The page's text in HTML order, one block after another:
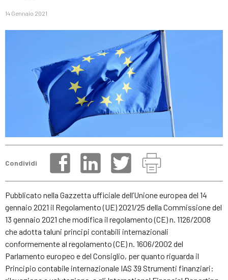
14 Gennaio 2021
Condividi
Pubblicato nella Gazzetta ufficiale dell’Unione europea del 14
gennaio 2021 il Regolamento (UE) 2021/25 della Commissione del
13 gennaio 2021 che modifica il regolamento (CE) n. 1126/2008
che adotta taluni principi contabili internazionali
conformemente al regolamento (CE) n. 1606/2002 del
Parlamento europeo e del Consiglio, per quanto riguarda il
Principio contabile internazionale IAS 39 Strumenti finanziari: